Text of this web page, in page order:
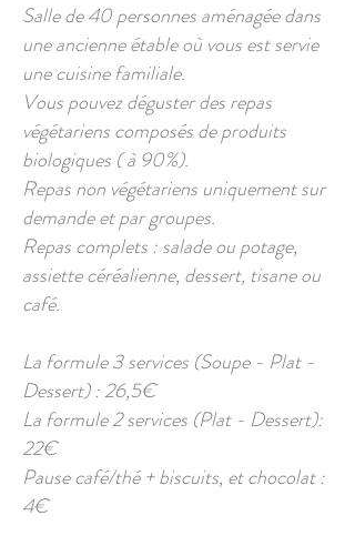
Salle de 40 personnes aménagée dans
une ancienne étable où vous est servie
une cuisine familiale.
Vous pouvez déguster des repas
végétariens composés de produits
biologiques ( à 90%).
Repas non végétariens uniquement sur
demande et par groupes.
Repas complets : salade ou potage,
assiette céréalienne, dessert, tisane ou
café.
La formule 3 services (Soupe - Plat -
Dessert) : 26,5€
La formule 2 services (Plat - Dessert):
22€
Pause café/thé + biscuits, et chocolat :
4€